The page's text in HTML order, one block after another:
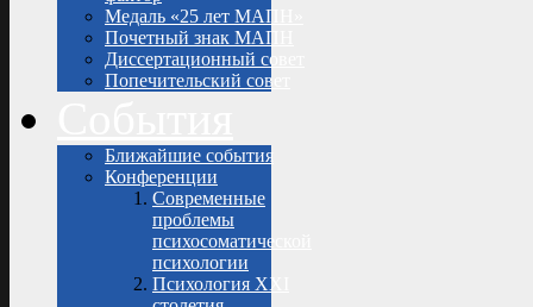
Медаль «25 лет МАПН»
Почетный знак МАПН
Диссертационный совет
Попечительский совет
Ближайшие события
Конференции
Современные
проблемы
психосоматической
психологии
Психология XXI